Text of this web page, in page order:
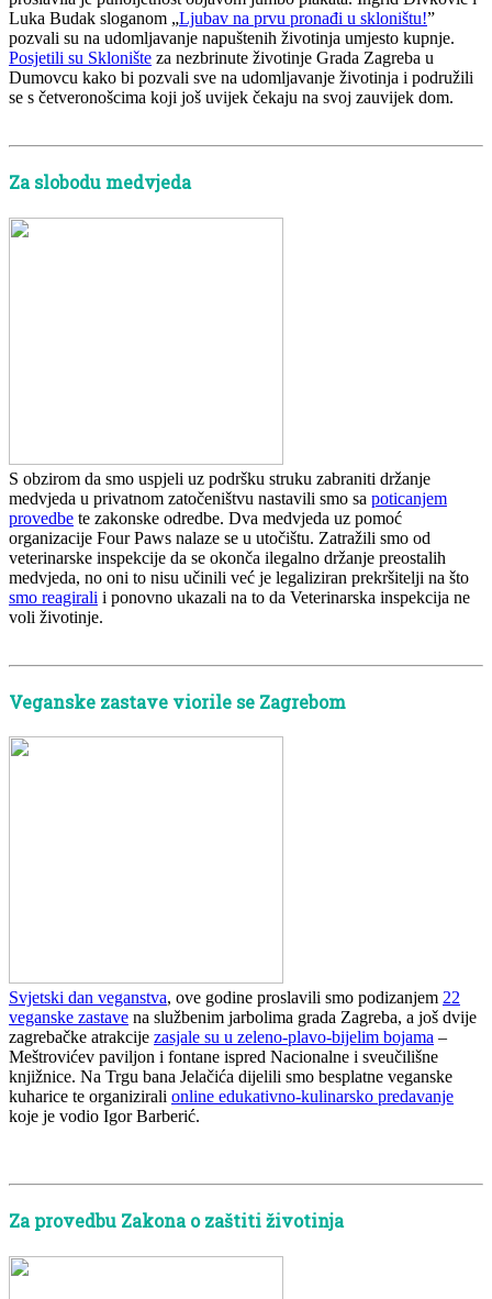
Luka Budak sloganom „Ljubav na prvu pronađi u skloništu!”
pozvali su na udomljavanje napuštenih životinja umjesto kupnje.
Posjetili su Sklonište za nezbrinute životinje Grada Zagreba u
Dumovcu kako bi pozvali sve na udomljavanje životinja i podružili
se s četveronošcima koji još uvijek čekaju na svoj zauvijek dom.
Za slobodu medvjeda
S obzirom da smo uspjeli uz podršku struku zabraniti držanje
medvjeda u privatnom zatočeništvu nastavili smo sa poticanjem
provedbe te zakonske odredbe. Dva medvjeda uz pomoć
organizacije Four Paws nalaze se u utočištu. Zatražili smo od
veterinarske inspekcije da se okonča ilegalno držanje preostalih
medvjeda, no oni to nisu učinili već je legaliziran prekršitelji na što
smo reagirali i ponovno ukazali na to da Veterinarska inspekcija ne
voli životinje.
Veganske zastave viorile se Zagrebom
Svjetski dan veganstva, ove godine proslavili smo podizanjem 22
veganske zastave na službenim jarbolima grada Zagreba, a još dvije
zagrebačke atrakcije zasjale su u zeleno-plavo-bijelim bojama –
Meštrovićev paviljon i fontane ispred Nacionalne i sveučilišne
knjižnice. Na Trgu bana Jelačića dijelili smo besplatne veganske
kuharice te organizirali online edukativno-kulinarsko predavanje
koje je vodio Igor Barberić.
Za provedbu Zakona o zaštiti životinja